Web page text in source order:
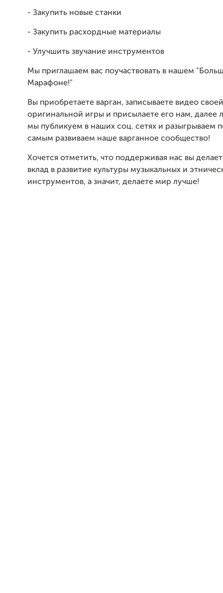
- Закупить новые станки
- Закупить расхордные материалы
- Улучшить звучание инструментов
Мы приглашаем вас поучаствовать в нашем
Марафоне!"
Вы приобретаете варган, записываете видео своей
оригинальной игры и присылаете его нам, далее
мы публикуем в наших соц. сетях и разыгрываем
самым развиваем наше варганное сообщество!
Хочется отметить, что поддерживая нас вы
вклад в развитие культуры музыкальных и
инструментов, а значит, делаете мир лучше!